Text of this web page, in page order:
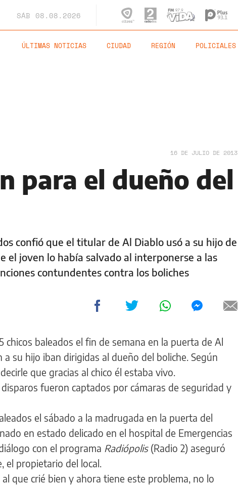
SÁB 08.08.2026
ÚLTIMAS NOTICIAS CIUDAD REGIÓN POLICIALES
16 DE JULIO DE 2013
para el dueño del
confió que el titular de Al Diablo usó a su hijo de
el joven lo había salvado al interponerse a las
contundentes contra los boliches
chicos baleados el fin de semana en la puerta de Al
su hijo iban dirigidas al dueño del boliche. Según
que gracias al chico él estaba vivo.
fueron captados por cámaras de seguridad y
el sábado a la madrugada en la puerta del
en estado delicado en el hospital de Emergencias
con el programa Radiópolis(Radio 2) aseguró
el propietario del local.
que crié bien y ahora tiene este problema, no lo